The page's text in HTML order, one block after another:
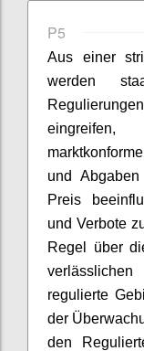
P5
Aus einer
werden
und
Preis
und Verbote
Regel über
regulierte
der
den